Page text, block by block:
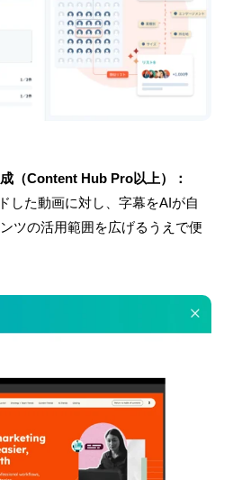
（Content Hub Pro以上）：
した動画に対し、字幕をAIが自
ツの活用範囲を広げるうえで便